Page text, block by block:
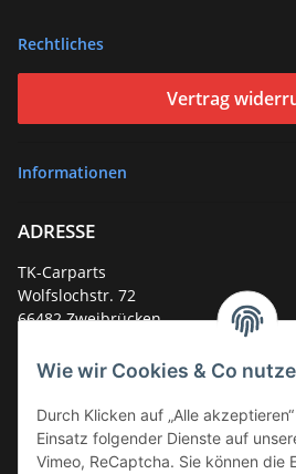
Wie wir Cookies & Co
Durch Klicken auf „Alle
Einsatz folgender Dienste auf
Vimeo, ReCaptcha. Sie können die
Rechtliches
Vertrag
Informationen
ADRESSE
TK-Carparts
Wolfslochstr. 72
66482 Zweibrücken
Service-Hotline +49 (0)6332 - 48 58 48
E-Mail:mail@tk-carparts.de
Montag-Donnerstag von 13 bis 16